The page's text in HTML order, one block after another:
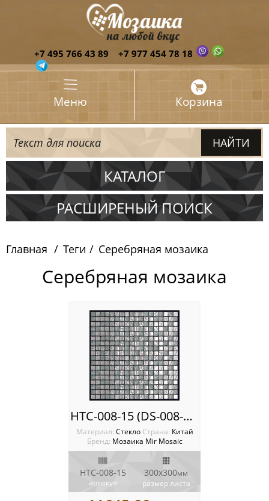
+7 495 766 43 89 +7 977 454 78 18
Меню Корзина
КАТАЛОГ
Испания
Китай
Россия
РАСШИРЕНЫЙ ПОИСК
Главная Теги Серебряная мозаика
Серебряная мозаика
HTC-008-15 (DS-008-15) Мозаика Mir mosaic
Материал: Стекло Cтрана: Китай
Бренд: Мозаика Mir Mosaic
HTC-008-15
артикул
300x300мм
размер листа